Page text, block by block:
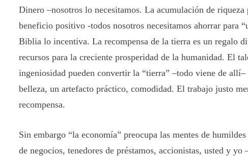
Dinero –nosotros lo necesitamos. La acumulación de riqueza
beneficio positivo -todos nosotros necesitamos ahorrar para
Biblia lo incentiva. La recompensa de la tierra es un regalo
recursos para la creciente prosperidad de la humanidad. El
ingeniosidad pueden convertir la “tierra” –todo viene de allí–
belleza, un artefacto práctico, comodidad. El trabajo justo
recompensa.
Sin embargo “la economía” preocupa las mentes de
de negocios, tenedores de préstamos, accionistas, usted y